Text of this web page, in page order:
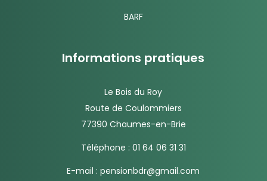
BARF
Informations pratiques
Le Bois du Roy
Route de Coulommiers
77390 Chaumes-en-Brie
Téléphone : 01 64 06 31 31
E-mail :pensionbdr@gmail.com